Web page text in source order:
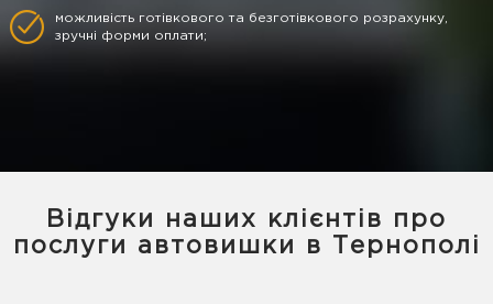
можливість готівкового та безготівкового розрахунку,
зручні форми оплати;
Відгуки наших клієнтів про
послуги автовишки в Тернополі